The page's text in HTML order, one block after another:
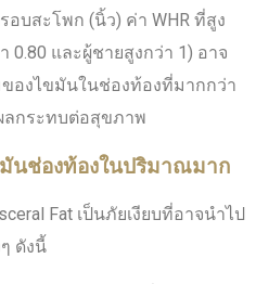
บสะโพก (นิ้ว) ค่า WHR ที่สูง
0.80 และผู้ชายสูงกว่า 1) อาจ
องไขมันในช่องท้องที่มากกว่า
ลกระทบต่อสุขภาพ
นช่องท้องในปริมาณมาก
Fat เป็นภัยเงียบที่อาจนำไป
ดังนี้